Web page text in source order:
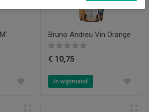
Bruno Andreu Vin Orange
€ 10,75
In wijnmand